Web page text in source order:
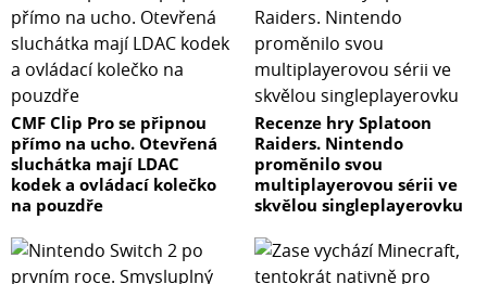
CMF Clip Pro se připnou
přímo na ucho. Otevřená
sluchátka mají LDAC
kodek a ovládací kolečko
na pouzdře
Recenze hry Splatoon
Raiders. Nintendo
proměnilo svou
multiplayerovou sérii ve
skvělou singleplayerovku